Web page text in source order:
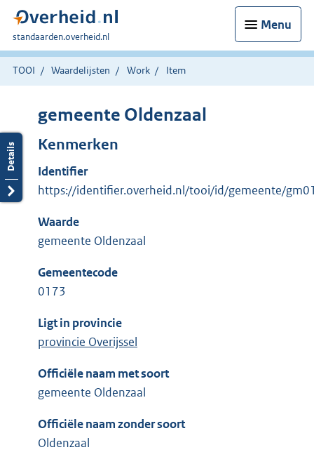
Menu
U
bent
hier:
standaarden.overheid.nl
TOOI Waardelijsten Work Item
gemeente Oldenzaal
Kenmerken
Identifier
https://identifier.overheid.nl/tooi/id/gemeente/
Waarde
gemeente Oldenzaal
Gemeentecode
0173
Ligt in provincie
provincie Overijssel
Officiële naam met soort
gemeente Oldenzaal
Officiële naam zonder soort
Oldenzaal